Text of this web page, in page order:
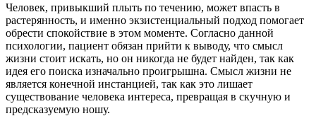
Человек, привыкший плыть по течению, может впасть в
растерянность, и именно экзистенциальный подход помогает
обрести спокойствие в этом моменте. Согласно данной
психологии, пациент обязан прийти к выводу, что смысл
жизни стоит искать, но он никогда не будет найден, так как
идея его поиска изначально проигрышна. Смысл жизни не
является конечной инстанцией, так как это лишает
существование человека интереса, превращая в скучную и
предсказуемую ношу.